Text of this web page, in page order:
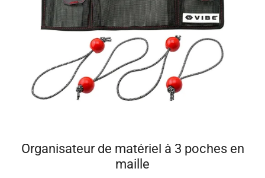
Organisateur de matériel à 3 poches en
maille